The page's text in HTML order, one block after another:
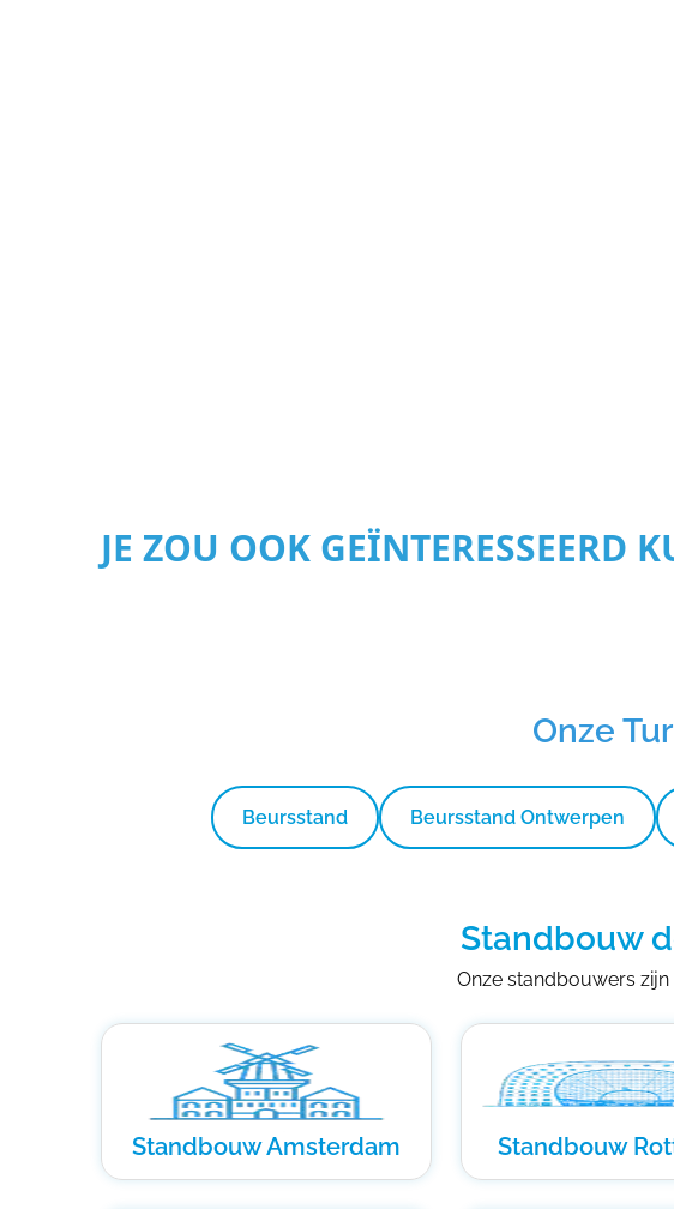
JE ZOU OOK GEÏNTERESSEERD
Onze
Beursstand Beursstand Ontwerpen
Standbouw
Onze standbouwers
Standbouw Amsterdam Standbouw